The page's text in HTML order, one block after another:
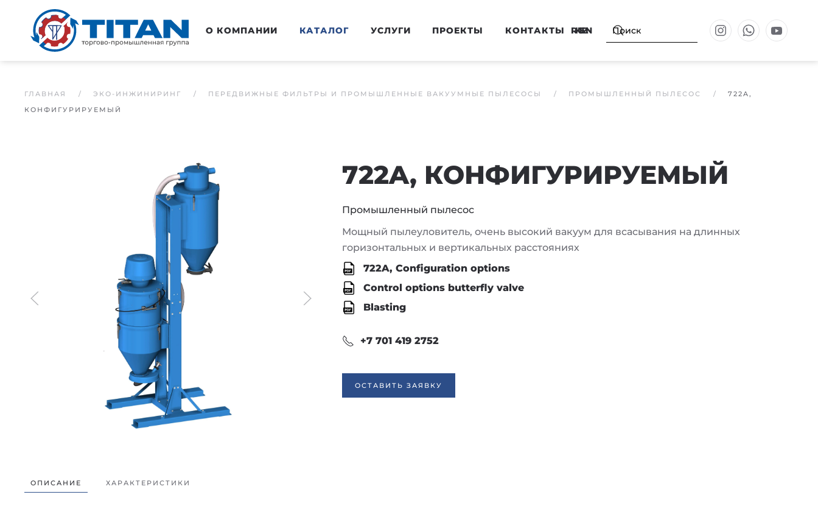
Перейти к основному содержанию О КОМПАНИИ КАТАЛОГ УСЛУГИ ПРОЕКТЫ КОНТАКТЫ RU
KZ
EN
ГЛАВНАЯ ЭКО-ИНЖИНИРИНГ ПЕРЕДВИЖНЫЕ ФИЛЬТРЫ И ПРОМЫШЛЕННЫЕ ВАКУУМНЫЕ ПЫЛЕСОСЫ ПРОМЫШЛЕННЫЙ ПЫЛЕСОС
722A,
КОНФИГУРИРУЕМЫЙ
722A, КОНФИГУРИРУЕМЫЙ
Промышленный пылесос
Мощный пылеуловитель, очень высокий вакуум для всасывания на длинных
горизонтальных и вертикальных расстояниях
722A, Configuration options
Control options butterfly valve
Blasting
+7 701 419 2752
ОСТАВИТЬ ЗАЯВКУ
ОПИСАНИЕ ХАРАКТЕРИСТИКИ